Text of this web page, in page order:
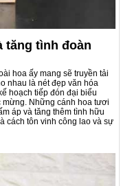
tăng tình đoàn
hoa ấy mang sẽ truyền tải
nhau là nét đẹp văn hóa
hoạch tiếp đón đại biểu
mừng. Những cánh hoa tươi
áp và tăng thêm tình hữu
cách tôn vinh công lao và sự